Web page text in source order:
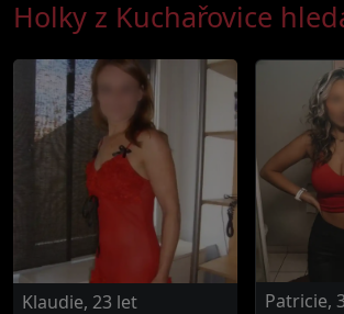
Holky z Kuchařovice
Klaudie, 23 let Patricie,